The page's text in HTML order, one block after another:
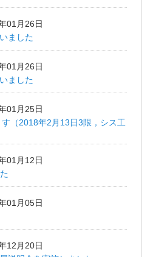
01月26日
ました
01月26日
ました
01月25日
（2018年2月13日3限，シス工
01月12日
01月05日
12月20日